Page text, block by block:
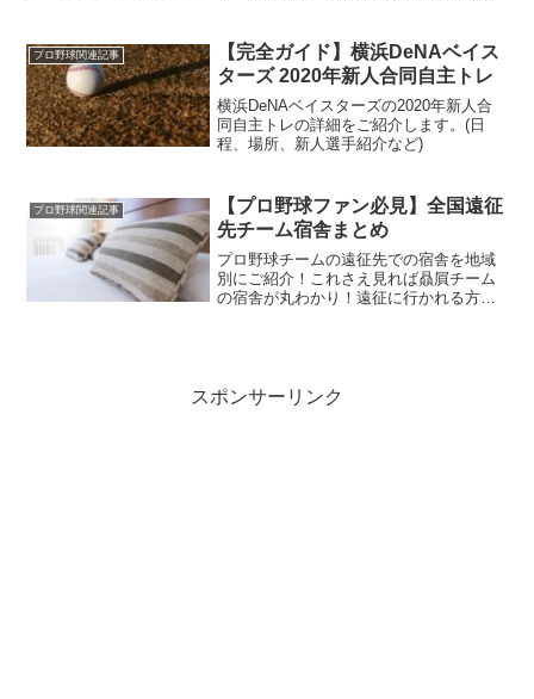
プロ野球関連記事
【完全ガイド】横浜DeNAベイス
ターズ 2020年新人合同自主トレ
横浜DeNAベイスターズの2020年新人合
同自主トレの詳細をご紹介します。(日
程、場所、新人選手紹介など)
プロ野球関連記事
【プロ野球ファン必見】全国遠征
先チーム宿舎まとめ
プロ野球チームの遠征先での宿舎を地域
別にご紹介！これさえ見れば贔屓チーム
の宿舎が丸わかり！遠征に行かれる方
スポンサーリンク